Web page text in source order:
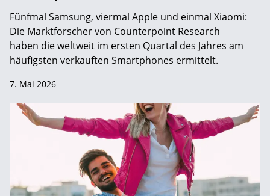
Fünfmal Samsung, viermal Apple und einmal Xiaomi:
Die Marktforscher von Counterpoint Research
haben die weltweit im ersten Quartal des Jahres am
häufigsten verkauften Smartphones ermittelt.
7. Mai 2026